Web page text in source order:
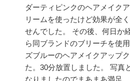
ダーティピンクのヘアメイク
リームを使ったけど効果が全
せんでした。 その後、何日か
ら同ブランドのブリーチを使
ズブルーのヘアメイクアップ
た。30分放置しました。 写真
なりましたのでまあまあ満足…